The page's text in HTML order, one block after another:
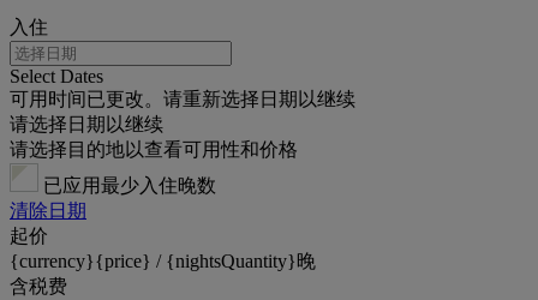
入住
Select Dates
可用时间已更改。请重新选择日期以继续
请选择日期以继续
请选择目的地以查看可用性和价格
已应用最少入住晚数
清除日期
起价
{currency}{price} / {nightsQuantity}晚
含税费